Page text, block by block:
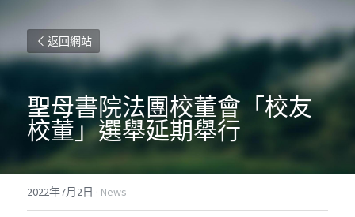
返回網站
聖母書院法團校董會「校友
校董」選舉延期舉行
2022年7月2日 · News